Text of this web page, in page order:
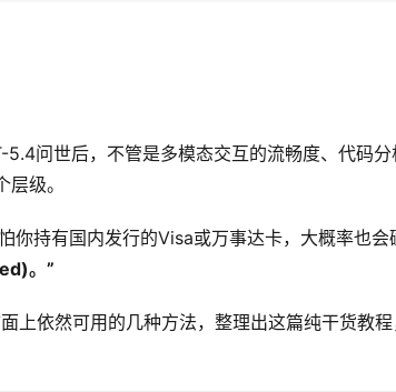
问世后，不管是多模态交互的流畅度、代码分
级。
你持有国内发行的Visa或万事达卡，大概率也会
。”
上依然可用的几种方法，整理出这篇纯干货教